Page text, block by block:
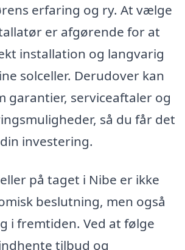
erfaring og ry. At vælge
er afgørende for at
installation og langvarig
solceller. Derudover kan
garantier, serviceaftaler og
så du får det
investering.
på taget i Nibe er ikke
beslutning, men også
i fremtiden. Ved at følge
tilbud og